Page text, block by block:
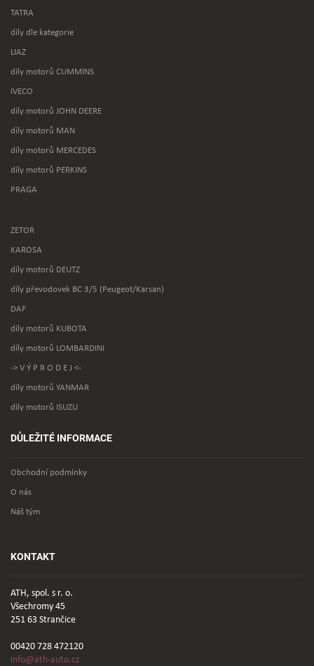
TATRA
díly dle kategorie
LIAZ
díly motorů CUMMINS
IVECO
díly motorů JOHN DEERE
díly motorů MAN
díly motorů MERCEDES
díly motorů PERKINS
PRAGA
ZETOR
KAROSA
díly motorů DEUTZ
díly převodovek BC 3/5 (Peugeot/Karsan)
DAF
díly motorů KUBOTA
díly motorů LOMBARDINI
-> V Ý P R O D E J <-
díly motorů YANMAR
díly motorů ISUZU
DŮLEŽITÉ INFORMACE
Obchodní podmínky
O nás
Náš tým
KONTAKT
ATH, spol. s r. o.
Všechromy 45
251 63 Strančice
00420 728 472120
info@ath-auto.cz